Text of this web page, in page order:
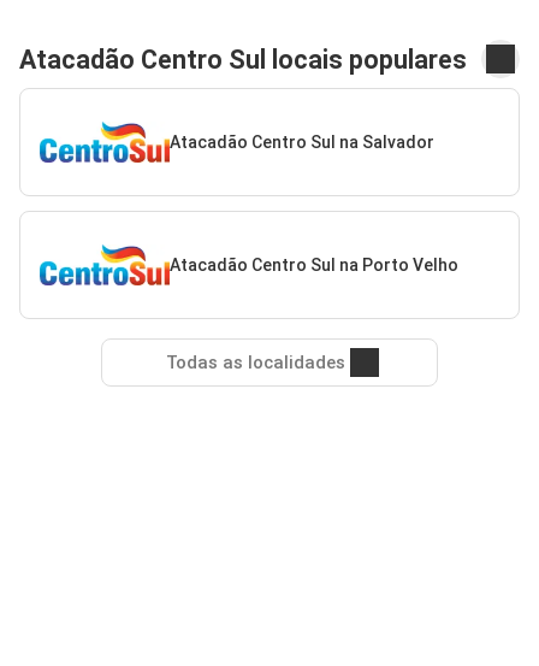
Atacadão Centro Sul locais populares
Atacadão Centro Sul na Salvador
Atacadão Centro Sul na Porto Velho
Todas as localidades